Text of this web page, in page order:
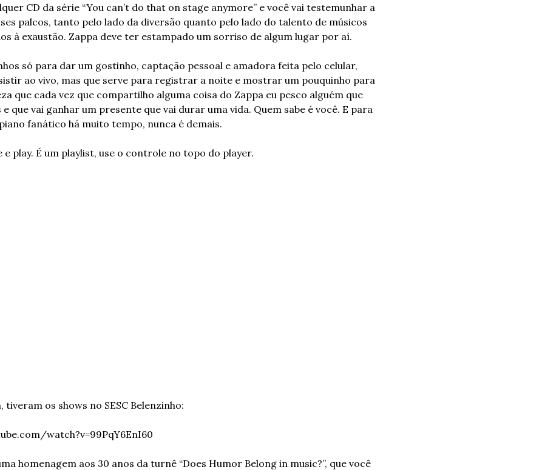
CD da série “You can’t do that on stage anymore” e você vai testemunhar a
palcos, tanto pelo lado da diversão quanto pelo lado do talento de músicos
à exaustão. Zappa deve ter estampado um sorriso de algum lugar por aí.
só para dar um gostinho, captação pessoal e amadora feita pelo celular,
ao vivo, mas que serve para registrar a noite e mostrar um pouquinho para
que cada vez que compartilho alguma coisa do Zappa eu pesco alguém que
que vai ganhar um presente que vai durar uma vida. Quem sabe é você. E para
fanático há muito tempo, nunca é demais.
e play. É um playlist, use o controle no topo do player.
tiveram os shows no SESC Belenzinho:
watch?v=99PqY6EnI60
homenagem aos 30 anos da turnê “Does Humor Belong in music?”, que você